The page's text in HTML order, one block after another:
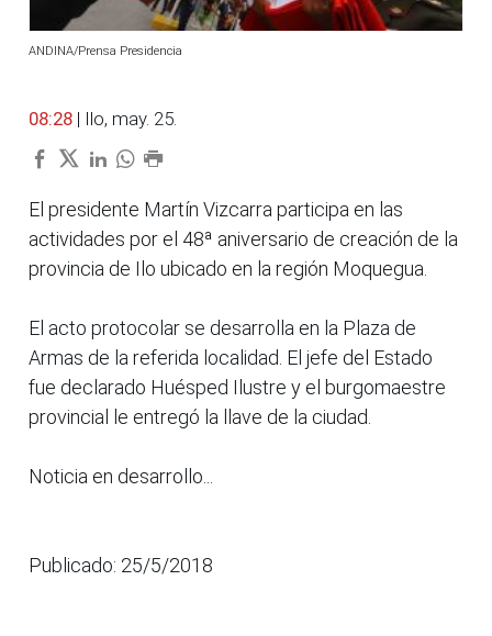
ANDINA/Prensa Presidencia
08:28 | Ilo, may. 25.
El presidente Martín Vizcarra participa en las
actividades por el 48ª aniversario de creación de la
provincia de Ilo ubicado en la región Moquegua.
El acto protocolar se desarrolla en la Plaza de
Armas de la referida localidad. El jefe del Estado
fue declarado Huésped Ilustre y el burgomaestre
provincial le entregó la llave de la ciudad.
Noticia en desarrollo...
Publicado: 25/5/2018